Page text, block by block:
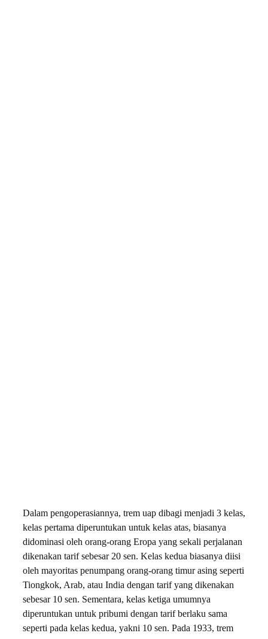
Dalam pengoperasiannya, trem uap dibagi menjadi 3 kelas,
kelas pertama diperuntukan untuk kelas atas, biasanya
didominasi oleh orang-orang Eropa yang sekali perjalanan
dikenakan tarif sebesar 20 sen. Kelas kedua biasanya diisi
oleh mayoritas penumpang orang-orang timur asing seperti
Tiongkok, Arab, atau India dengan tarif yang dikenakan
sebesar 10 sen. Sementara, kelas ketiga umumnya
diperuntukan untuk pribumi dengan tarif berlaku sama
seperti pada kelas kedua, yakni 10 sen. Pada 1933, trem